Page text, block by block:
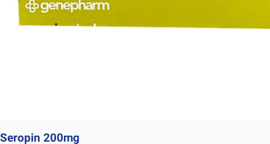
Seropin 200mg